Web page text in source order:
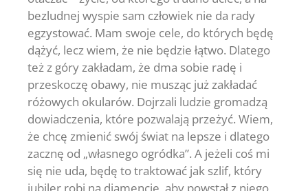
bezludnej wyspie sam człowiek nie da rady
egzystować. Mam swoje cele, do których będę
dążyć, lecz wiem, że nie będzie łątwo. Dlatego
też z góry zakładam, że dma sobie radę i
przeskoczę obawy, nie musząc już zakładać
różowych okularów. Dojrzali ludzie gromadzą
dowiadczenia, które pozwalają przeżyć. Wiem,
że chcę zmienić swój świat na lepsze i dlatego
zacznę od „własnego ogródka”. A jeżeli coś mi
się nie uda, będę to traktować jak szlif, który